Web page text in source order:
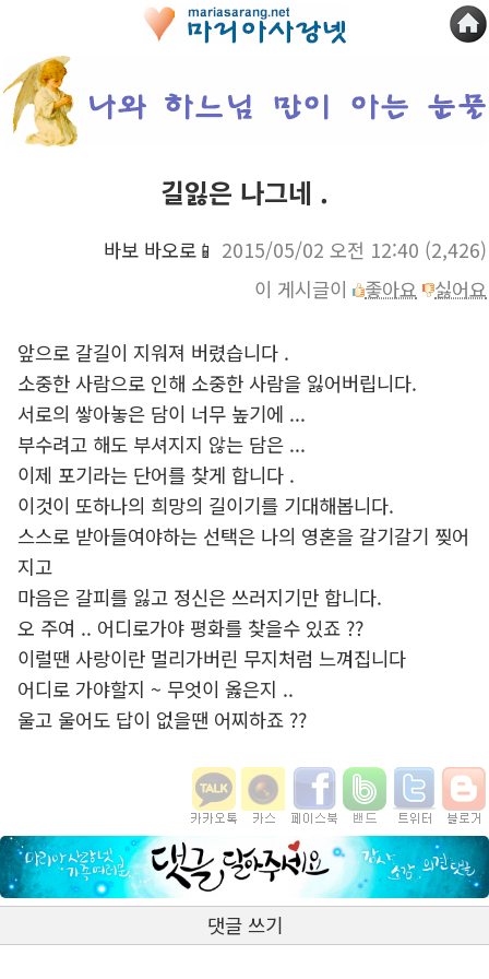
길잃은 나그네 .
바보 바오로📱 2015/05/02 오전 12:40 (2,426)
이 게시글이
좋아요 싫어요
앞으로 갈길이 지워져 버렸습니다 .
소중한 사람으로 인해 소중한 사람을 잃어버립니다.
서로의 쌓아놓은 담이 너무 높기에 ...
부수려고 해도 부셔지지 않는 담은 ...
이제 포기라는 단어를 찾게 합니다 .
이것이 또하나의 희망의 길이기를 기대해봅니다.
스스로 받아들여야하는 선택은 나의 영혼을 갈기갈기 찢어
지고
마음은 갈피를 잃고 정신은 쓰러지기만 합니다.
오 주여 .. 어디로가야 평화를 찾을수 있죠 ??
이럴땐 사랑이란 멀리가버린 무지처럼 느껴집니다
어디로 가야할지 ~ 무엇이 옳은지 ..
울고 울어도 답이 없을땐 어찌하죠 ??
댓글 쓰기